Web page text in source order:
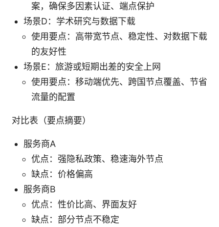
案，确保多因素认证、端点保护
场景D：学术研究与数据下载
使用要点：高带宽节点、稳定性、对数据下载
的友好性
场景E：旅游或短期出差的安全上网
使用要点：移动端优先、跨国节点覆盖、节省
流量的配置
对比表（要点摘要）
服务商A
优点：强隐私政策、稳速海外节点
缺点：价格偏高
服务商B
优点：性价比高、界面友好
缺点：部分节点不稳定